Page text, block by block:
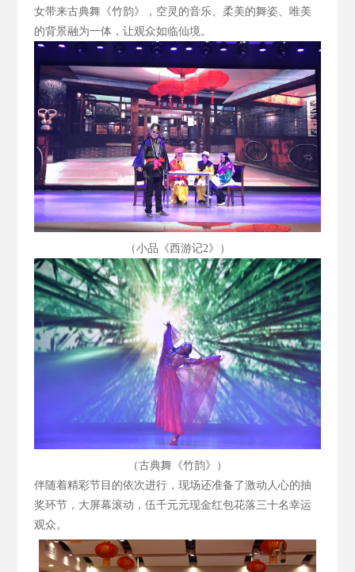
女带来古典舞《竹韵》，空灵的音乐、柔美的舞姿、唯美
的背景融为一体，让观众如临仙境。
（小品《西游记2》）
（古典舞《竹韵》）
伴随着精彩节目的依次进行，现场还准备了激动人心的抽
奖环节，大屏幕滚动，伍千元元现金红包花落三十名幸运
观众。